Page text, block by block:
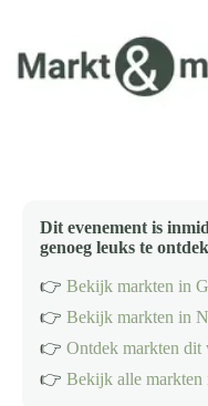
inhoud
Dit evenement is
genoeg leuks te
👉 Bekijk markten in
👉 Bekijk markten in
👉 Ontdek markten dit
👉 Bekijk alle markten